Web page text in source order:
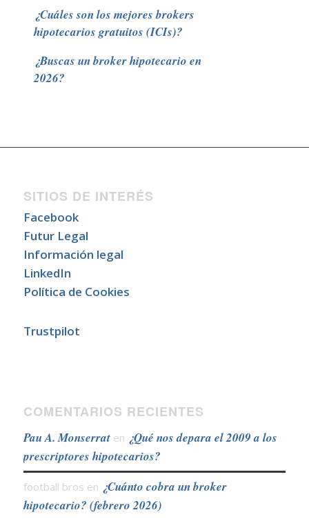
¿Cuáles son los mejores brokers
hipotecarios gratuitos (ICIs)?
¿Buscas un broker hipotecario en
2026?
SITIOS DE INTERÉS
Facebook
Futur Legal
Información legal
LinkedIn
Política de Cookies
Trustpilot
COMENTARIOS RECIENTES
Pau A. Monserraten ¿Qué nos depara el 2009 a los
prescriptores hipotecarios?
football bros en ¿Cuánto cobra un broker
hipotecario? (febrero 2026)